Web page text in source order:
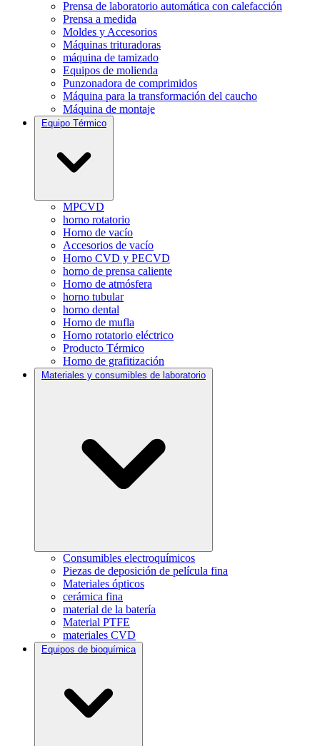
Prensa de laboratorio automática con calefacción
Prensa a medida
Moldes y Accesorios
Máquinas trituradoras
máquina de tamizado
Equipos de molienda
Punzonadora de comprimidos
Máquina para la transformación del caucho
Máquina de montaje
Equipo Térmico
MPCVD
horno rotatorio
Horno de vacío
Accesorios de vacío
Horno CVD y PECVD
horno de prensa caliente
Horno de atmósfera
horno tubular
horno dental
Horno de mufla
Horno rotatorio eléctrico
Producto Térmico
Horno de grafitización
Materiales y consumibles de laboratorio
Consumibles electroquímicos
Piezas de deposición de película fina
Materiales ópticos
cerámica fina
material de la batería
Material PTFE
materiales CVD
Equipos de bioquímica